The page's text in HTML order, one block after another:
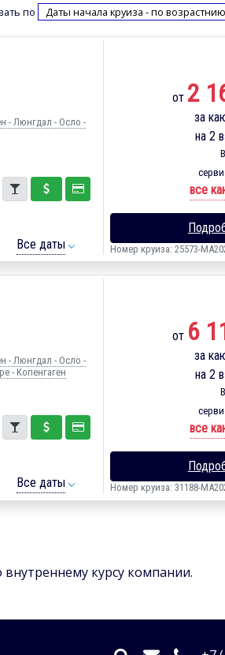
по
- Люнгдал - Осло -
Все даты
от 2
за
на 2
все
Номер круиза: 25573-
- Люнгдал - Осло -
- Копенгаген
Все даты
от 6
за
на 2
все
Номер круиза: 31188-
курсу компании.